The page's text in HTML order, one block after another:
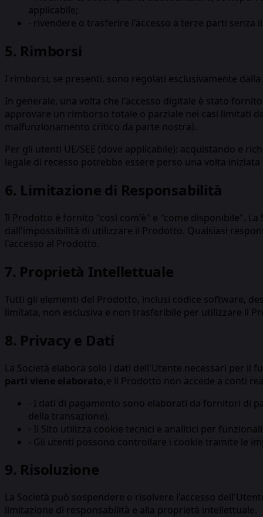
applicabile;
- rivendere o trasferire l'accesso a terze parti senza
5. Rimborsi
I rimborsi, se presenti, sono regolati esclusivamente
In generale, una volta che l'accesso digitale è stato
approvare un rimborso totale o parziale nei casi limitati
malfunzionamento critico da parte nostra).
Per gli utenti UE/SEE (dove applicabile): acquistando e
legale di recesso potrebbe essere perso una volta
6. Limitazione di Responsabilità
Il Prodotto è fornito "così com'è" e "come disponibile".
dall'impossibilità di utilizzare il Prodotto. Qualsiasi
l'accesso al Prodotto.
7. Proprietà Intellettuale
Tutti gli elementi del Prodotto, inclusi codice software,
limitata, non esclusiva e non trasferibile per utilizzare il
8. Privacy e Dati
La Società elabora solo i dati dell'Utente necessari per il
parti viene elaborato,e il Prodotto non accede a conti
- I dati di pagamento sono elaborati da fornitori di
della transazione).
- Il Sito utilizza cookie tecnici e analitici per
- Gli utenti possono controllare i cookie tramite le
9. Risoluzione
La Società può sospendere o risolvere l'accesso
limitazione di responsabilità e alla proprietà intellettuale.